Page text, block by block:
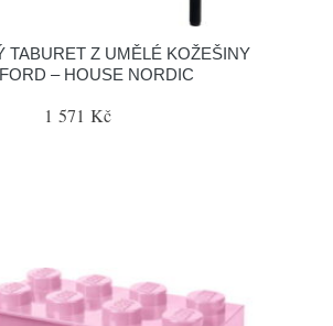
TABURET Z UMĚLÉ KOŽEŠINY
– HOUSE NORDIC
1 571 Kč